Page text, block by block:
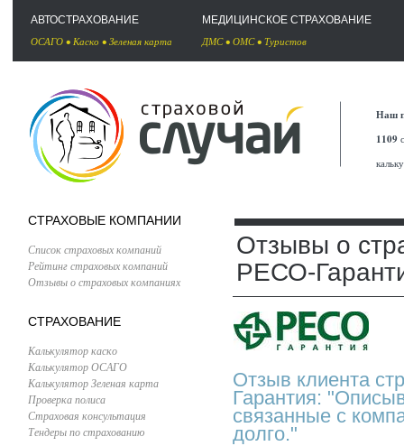
АВТОСТРАХОВАНИЕ
ОСАГО • Каско • Зеленая карта
МЕДИЦИНСКОЕ СТРАХОВАНИЕ
ДМС• ОМС• Туристов
Наш
1109
СТРАХОВЫЕ КОМПАНИИ
Список страховых компаний
Рейтинг страховых компаний
Отзывы о страховых компаниях
СТРАХОВАНИЕ
Калькулятор каско
Калькулятор ОСАГО
Калькулятор Зеленая карта
Проверка полиса
Страховая консультация
Тендеры по страхованию
Отзывы о
РЕСО-
Отзыв клиента
Гарантия:
связанные с
долго."